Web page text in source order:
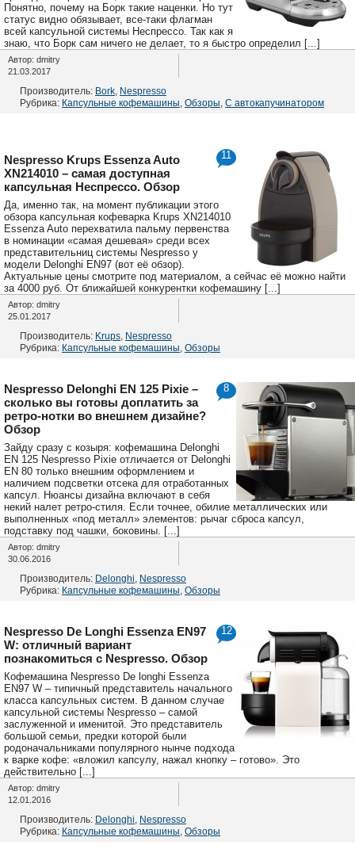
Понятно, почему на Борк такие наценки. Но тут
статус видно обязывает, все-таки флагман
всей капсульной системы Неспрессо. Так как я
знаю, что Борк сам ничего не делает, то я быстро определил [...]
Автор: dmitry
21.03.2017
Производитель: Bork Nespresso
Рубрика: Капсульные кофемашины Обзоры С автокапучинатором
11
Nespresso Krups Essenza Auto
XN214010 – самая доступная
капсульная Неспрессо. Обзор
Да, именно так, на момент публикации этого
обзора капсульная кофеварка Krups XN214010
Essenza Auto перехватила пальму первенства
в номинации «самая дешевая» среди всех
представительниц системы Nespresso у
модели Delonghi EN97 (вот её обзор).
Актуальные цены смотрите под материалом, а сейчас её можно найти
за 4000 руб. От ближайшей конкурентки кофемашину [...]
Автор: dmitry
25.01.2017
Производитель: Krups Nespresso
Рубрика: Капсульные кофемашины Обзоры
8
Nespresso Delonghi EN 125 Pixie –
сколько вы готовы доплатить за
ретро-нотки во внешнем дизайне?
Обзор
Зайду сразу с козыря: кофемашина Delonghi
EN 125 Nespresso Pixie отличается от Delonghi
EN 80 только внешним оформлением и
наличием подсветки отсека для отработанных
капсул. Нюансы дизайна включают в себя
некий налет ретро-стиля. Если точнее, обилие металлических или
выполненных «под металл» элементов: рычаг сброса капсул,
подставку под чашки, боковины. [...]
Автор: dmitry
30.06.2016
Производитель: Delonghi Nespresso
Рубрика: Капсульные кофемашины Обзоры
12
Nespresso De Longhi Essenza EN97
W: отличный вариант
познакомиться с Nespresso. Обзор
Кофемашина Nespresso De longhi Essenza
EN97 W – типичный представитель начального
класса капсульных систем. В данном случае
капсульной системы Nespresso – самой
заслуженной и именитой. Это представитель
большой семьи, предки которой были
родоначальниками популярного нынче подхода
к варке кофе: «вложил капсулу, нажал кнопку – готово». Это
действительно [...]
Автор: dmitry
12.01.2016
Производитель: Delonghi Nespresso
Рубрика: Капсульные кофемашины Обзоры